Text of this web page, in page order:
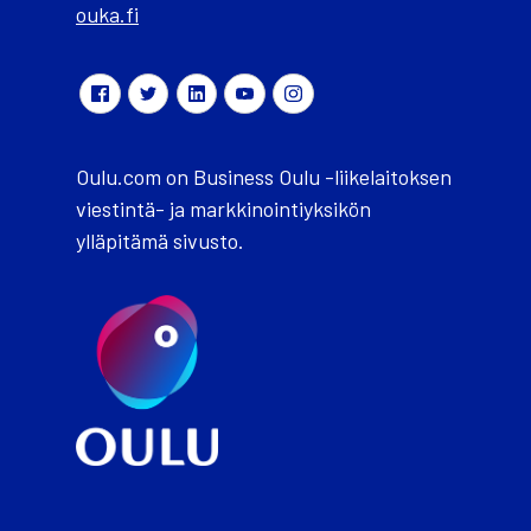
ouka.fi
Oulu.com on Business Oulu -liikelaitoksen
viestintä- ja markkinointiyksikön
ylläpitämä sivusto.